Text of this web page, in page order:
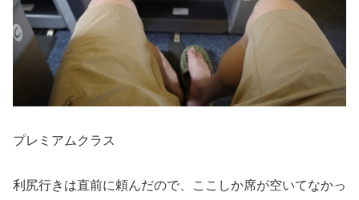
プレミアムクラス
利尻行きは直前に頼んだので、ここしか席が空いてなかっ